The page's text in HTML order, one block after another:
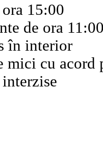
15:00
de ora
în interior
mici cu